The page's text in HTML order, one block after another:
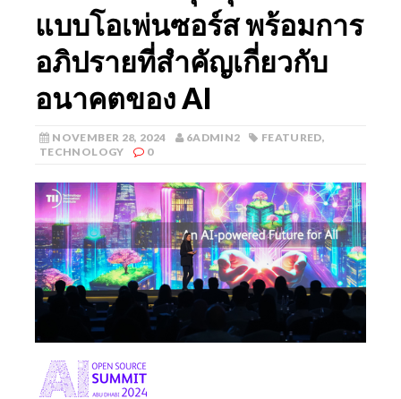
แบบโอเพ่นซอร์ส พร้อมการ
อภิปรายที่สําคัญเกี่ยวกับ
อนาคตของ AI
NOVEMBER 28, 2024 6ADMIN2 FEATURED,
TECHNOLOGY
0